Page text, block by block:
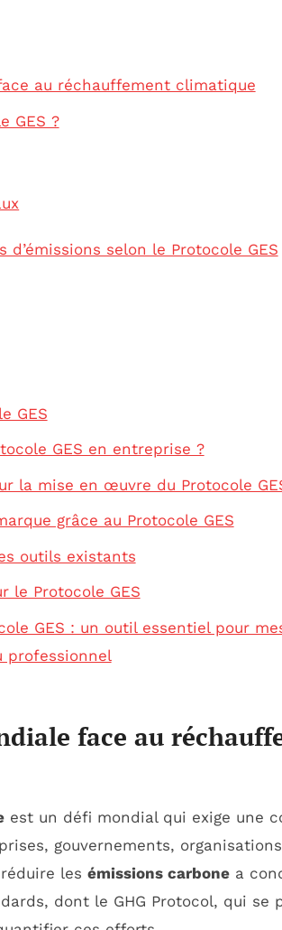
au réchauffement climatique
GES ?
selon le Protocole GES
GES
GES en entreprise ?
la mise en œuvre du Protocole
grâce au Protocole GES
outils existants
le Protocole GES
GES : un outil essentiel pour
professionnel
face au
est un défi mondial qui exige une
gouvernements,
les émissions carbone a
dont le GHG Protocol, qui se